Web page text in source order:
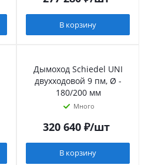
В корзину
Дымоход Schiedel UNI
двухходовой 9 пм, Ø -
180/200 мм
Много
320 640₽/шт
В корзину